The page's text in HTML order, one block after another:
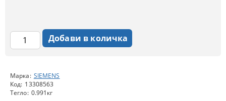
Марка: SIEMENS
Код: 13308563
Тегло: 0.991кг